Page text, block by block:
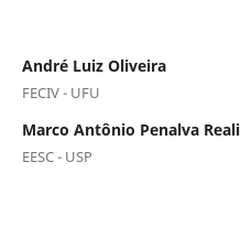
André Luiz Oliveira
FECIV - UFU
Marco Antônio Penalva Reali
EESC - USP